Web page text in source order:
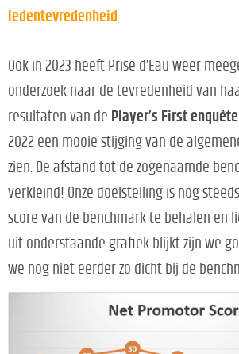
ledentevredenheid
Ook in 2023 heeft Prise d’Eau weer
onderzoek naar de tevredenheid van
resultaten van de Player’s First enquête
2022 een mooie stijging van de
zien. De afstand tot de zogenaamde
verkleind! Onze doelstelling is nog
score van de benchmark te behalen en
uit onderstaande grafiek blijkt zijn we
we nog niet eerder zo dicht bij de